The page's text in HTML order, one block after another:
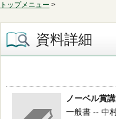
トップメニュー >
資料詳細
ノーベル賞
一般書 -- 中